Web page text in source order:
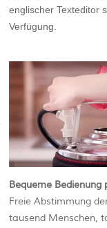
englischer Texteditor
Verfügung.
Bequeme Bedienung
Freie Abstimmung
tausend Menschen,